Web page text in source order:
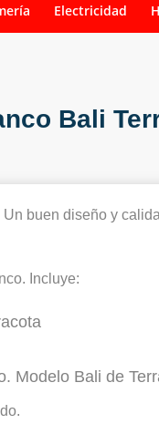
Electricidad
Bali
buen diseño y
Incluye:
Modelo Bali de